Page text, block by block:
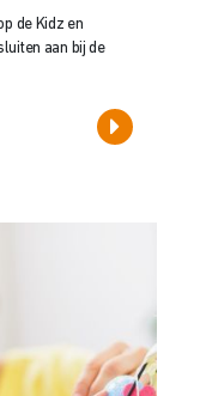
de Kidz en
aan bij de